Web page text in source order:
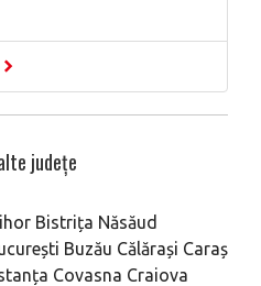
județe
Bistrița Năsăud
Buzău Călărași Caraș
Covasna Craiova